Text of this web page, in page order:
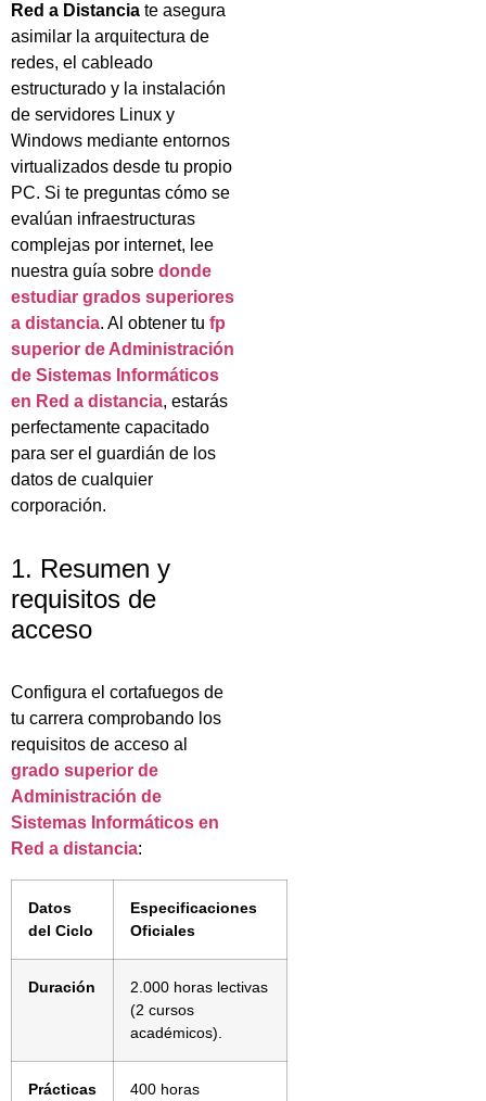
Red a Distancia te asegura
asimilar la arquitectura de
redes, el cableado
estructurado y la instalación
de servidores Linux y
Windows mediante entornos
virtualizados desde tu propio
PC. Si te preguntas cómo se
evalúan infraestructuras
complejas por internet, lee
nuestra guía sobre donde
estudiar grados superiores
a distancia. Al obtener tu fp
superior de Administración
de Sistemas Informáticos
en Red a distancia, estarás
perfectamente capacitado
para ser el guardián de los
datos de cualquier
corporación.
1. Resumen y
requisitos de
acceso
Configura el cortafuegos de
tu carrera comprobando los
requisitos de acceso al
grado superior de
Administración de
Sistemas Informáticos en
Red a distancia:
Datos
del Ciclo
Especificaciones
Oficiales
Duración
2.000 horas lectivas
(2 cursos
académicos).
Prácticas 400 horas